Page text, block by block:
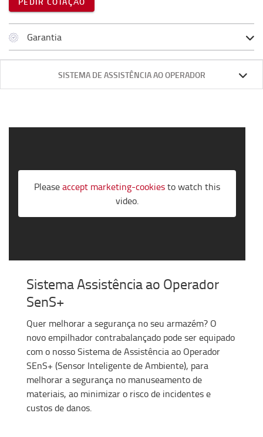
Garantia
SISTEMA DE ASSISTÊNCIA AO OPERADOR
Pleaseaccept marketing-cookiesto watch this
video.
Sistema Assistência ao Operador
SenS+
Quer melhorar a segurança no seu armazém? O
novo empilhador contrabalançado pode ser equipado
com o nosso Sistema de Assistência ao Operador
SEnS+ (Sensor Inteligente de Ambiente), para
melhorar a segurança no manuseamento de
materiais, ao minimizar o risco de incidentes e
custos de danos.